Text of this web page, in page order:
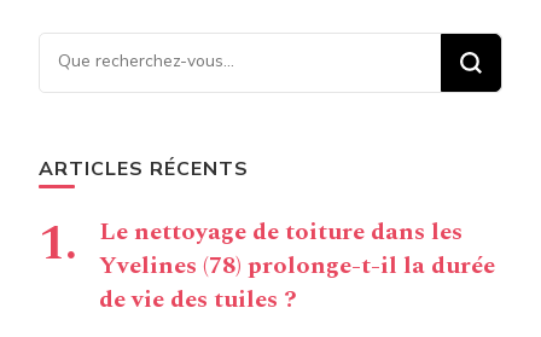
Vous recherchiez quelque
chose ?
ARTICLES RÉCENTS
Le nettoyage de toiture dans les
Yvelines (78) prolonge-t-il la durée
de vie des tuiles ?